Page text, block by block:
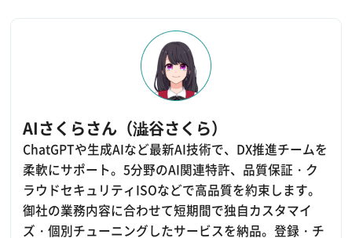
AIさくらさん（澁谷さくら）
ChatGPTや生成AIなど最新AI技術で、DX推進チームを
柔軟にサポート。5分野のAI関連特許、品質保証・ク
ラウドセキュリティISOなどで高品質を約束します。
御社の業務内容に合わせて短期間で独自カスタマイ
ズ・個別チューニングしたサービスを納品。登録・チ